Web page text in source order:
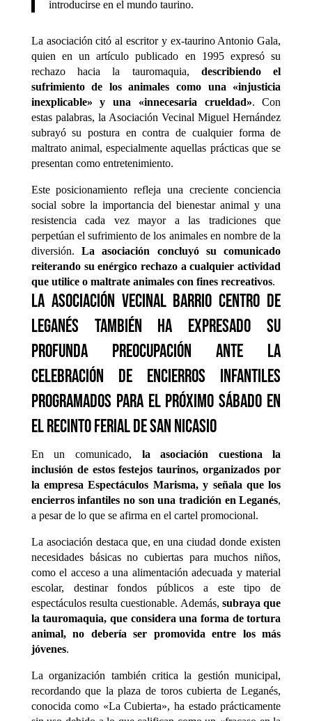
introducirse en el mundo taurino.
La asociación citó al escritor y ex-taurino Antonio Gala,
quien en un artículo publicado en 1995 expresó su
rechazo hacia la tauromaquia, describiendo el
sufrimiento de los animales como una «injusticia
inexplicable» y una «innecesaria crueldad». Con
estas palabras, la Asociación Vecinal Miguel Hernández
subrayó su postura en contra de cualquier forma de
maltrato animal, especialmente aquellas prácticas que se
presentan como entretenimiento.
Este posicionamiento refleja una creciente conciencia
social sobre la importancia del bienestar animal y una
resistencia cada vez mayor a las tradiciones que
perpetúan el sufrimiento de los animales en nombre de la
diversión.La asociación concluyó su comunicado
reiterando su enérgico rechazo a cualquier actividad
que utilice o maltrate animales con fines recreativos.
La Asociación Vecinal Barrio Centro de
Leganés también ha expresado su
profunda preocupación ante la
celebración de encierros infantiles
programados para el próximo sábado en
el recinto ferial de San Nicasio
En un comunicado, la asociación cuestiona la
inclusión de estos festejos taurinos, organizados por
la empresa Espectáculos Marisma, y señala que los
encierros infantiles no son una tradición en Leganés,
a pesar de lo que se afirma en el cartel promocional.
La asociación destaca que, en una ciudad donde existen
necesidades básicas no cubiertas para muchos niños,
como el acceso a una alimentación adecuada y material
escolar, destinar fondos públicos a este tipo de
espectáculos resulta cuestionable. Además, subraya que
la tauromaquia, que considera una forma de tortura
animal, no debería ser promovida entre los más
jóvenes.
La organización también critica la gestión municipal,
recordando que la plaza de toros cubierta de Leganés,
conocida como «La Cubierta», ha estado prácticamente